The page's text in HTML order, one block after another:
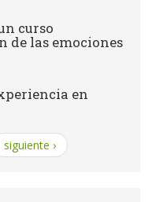
curso
de las emociones
en
siguiente ›